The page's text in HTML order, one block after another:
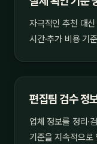
자극적인 추천 대
시간·추가 비용 기
편집팀 검수 정
업체 정보를 정리·
기준을 지속적으로